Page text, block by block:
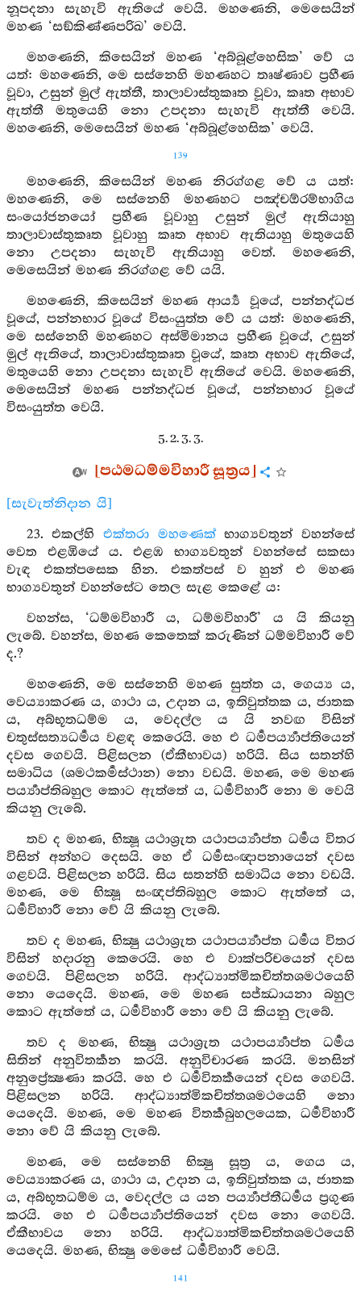
නූපදනා සැහැවි ඇතියේ වෙයි. මහණෙනි, මෙසෙයින්
මහණ ‘සඞ්කිණ්ණපරිඛ’ වෙයි.
මහණෙනි, කිසෙයින් මහණ ‘අබ්බූළ්හෙසික’ වේ ය
යත්: මහණෙනි, මෙ සස්නෙහි මහණහට තෘෂ්ණාව ප්‍රහීණ
වූවා, උසුන් මුල් ඇත්තී, තාලාවාස්තුකෘත වූවා, කෘත අභාව
ඇත්තී මතුයෙහි නො උපදනා සැහැවි ඇත්තී වෙයි.
මහණෙනි, මෙසෙයින් මහණ ‘අබ්බූළ්හෙසික’ වෙයි.
139
මහණෙනි, කිසෙයින් මහණ නිරග්ගළ වේ ය යත්:
මහණෙනි, මෙ සස්නෙහි මහණහට පඤ්චඕරම්භාගිය
සංයෝජනයෝ ප්‍රහීණ වූවාහු උසුන් මුල් ඇතියාහු
තාලාවාස්තුකෘත වූවාහු කෘත අභාව ඇතියාහු මතුයෙහි
නො උපදනා සැහැවි ඇතියාහු වෙත්. මහණෙනි,
මෙසෙයින් මහණ නිරග්ගළ වේ යයි.
මහණෙනි, කිසෙයින් මහණ ආර්‍ය්‍ය වූයේ, පන්නද්ධජ
වූයේ, පන්නභාර වූයේ විසංයුත්ත වේ ය යත්: මහණෙනි,
මෙ සස්නෙහි මහණහට අස්මිමානය ප්‍රහීණ වූයේ, උසුන්
මුල් ඇතියේ, තාලාවාස්තුකෘත වූයේ, කෘත අභාව ඇතියේ,
මතුයෙහි නො උපදනා සැහැවි ඇතියේ වෙයි. මහණෙනි,
මෙසෙයින් මහණ පන්නද්ධජ වූයේ, පන්නභාර වූයේ
විසංයුත්ත වෙයි.
5. 2. 3. 3.
[පඨමධම්මවිහාරී සූත්‍රය]
[සැවැත්නිදාන යි]
23. එකල්හි එක්තරා මහණෙක්භාග්‍යවතුන් වහන්සේ
වෙත එළඹියේ ය. එළඹ භාග්‍යවතුන් වහන්සේ සකසා
වැඳ එකත්පසෙක හින. එකත්පස් ව හුන් එ මහණ
භාග්‍යවතුන් වහන්සේට තෙල සැළ කෙළේ ය:
වහන්ස, ‘ධම්මවිහාරී ය, ධම්මවිහාරී’ ය යි කියනු
ලැබේ. වහන්ස, මහණ කෙතෙක් කරුණින් ධම්මවිහාරී වේ
ද.?
මහණෙනි, මෙ සස්නෙහි මහණ සුත්ත ය, ගෙය්‍ය ය,
වෙය්‍යාකරණ ය, ගාථා ය, උදාන ය, ඉතිවුත්තක ය, ජාතක
ය, අබ්භූතධම්ම ය, වෙදල්ල ය යි නවඟ විසින්
චතුස්සත්‍යධර්‍මය වළඳ කෙරෙයි. හෙ එ ධර්‍මපර්‍ය්‍යාප්තියෙන්
දවස ගෙවයි. පිළිසලන (ඒකීභාවය) හරියි. සිය සතන්හි
සමාධිය (ශමථකර්‍මස්ථාන) නො වඩයි. මහණ, මෙ මහණ
පර්‍ය්‍යාප්තිබහුල කොට ඇත්තේ ය, ධර්‍මවිහාරී නො ම වෙයි
කියනු ලැබේ.
තව ද මහණ, භික්‍ෂූ යථාශ්‍රැත යථාපර්‍ය්‍යාප්ත ධර්‍මය විතර
විසින් අන්හට දෙසයි. හෙ ඒ ධර්‍මසංඥාපනායෙන් දවස
ගළවයි. පිළිසලන හරියි. සිය සතන්හි සමාධිය නො වඩයි.
මහණ, මෙ භික්‍ෂූ සංඥප්තිබහුල කොට ඇත්තේ ය,
ධර්‍මවිහාරී නො වේ යි කියනු ලැබේ.
තව ද මහණ, භික්‍ෂු යථාශ්‍රැත යථාපර්‍ය්‍යාප්ත ධර්‍මය විතර
විසින් හදාරනු කෙරෙයි. හෙ එ වාක්පරිචයෙන් දවස
ගෙවයි. පිළිසලන හරියි. ආද්ධ්‍යාත්මිකචිත්තශමථයෙහි
නො යෙදෙයි. මහණ, මෙ මහණ සජ්ඣායනා බහුල
කොට ඇත්තේ ය, ධර්‍මවිහාරී නො වේ යි කියනු ලැබේ.
තව ද මහණ, භික්‍ෂු යථාශ්‍රැත යථාපර්‍ය්‍යාප්ත ධර්‍මය
සිතින් අනුවිතර්‍කන කරයි. අනුවිචාරණ කරයි. මනසින්
අනුප්‍රේක්‍ෂණා කරයි. හෙ එ ධර්‍මවිතර්‍කයෙන් දවස ගෙවයි.
පිළිසලන හරියි. ආද්ධ්‍යාත්මිකචිත්තශමථයෙහි නො
යෙදෙයි. මහණ, මෙ මහණ විතර්‍කබුහලයෙක, ධර්‍මවිහාරී
නො වේ යි කියනු ලැබේ.
මහණ, මෙ සස්නෙහි භික්‍ෂු සූත්‍ර ය, ගෙය ය,
වෙය්‍යාකරණ ය, ගාථා ය, උදාන ය, ඉතිවුත්තක ය, ජාතක
ය, අබ්භූතධම්ම ය, වෙදල්ල ය යන පර්‍ය්‍යාප්තීධර්‍මය ප්‍රගුණ
කරයි. හෙ එ ධර්‍මපර්‍ය්‍යාප්තියෙන් දවස නො ගෙවයි.
ඒකීභාවය නො හරියි. ආද්ධ්‍යාත්මිකචිත්තශමථයෙහි
යෙදෙයි. මහණ, භික්‍ෂු මෙසේ ධර්‍මවිහාරී වෙයි.
141